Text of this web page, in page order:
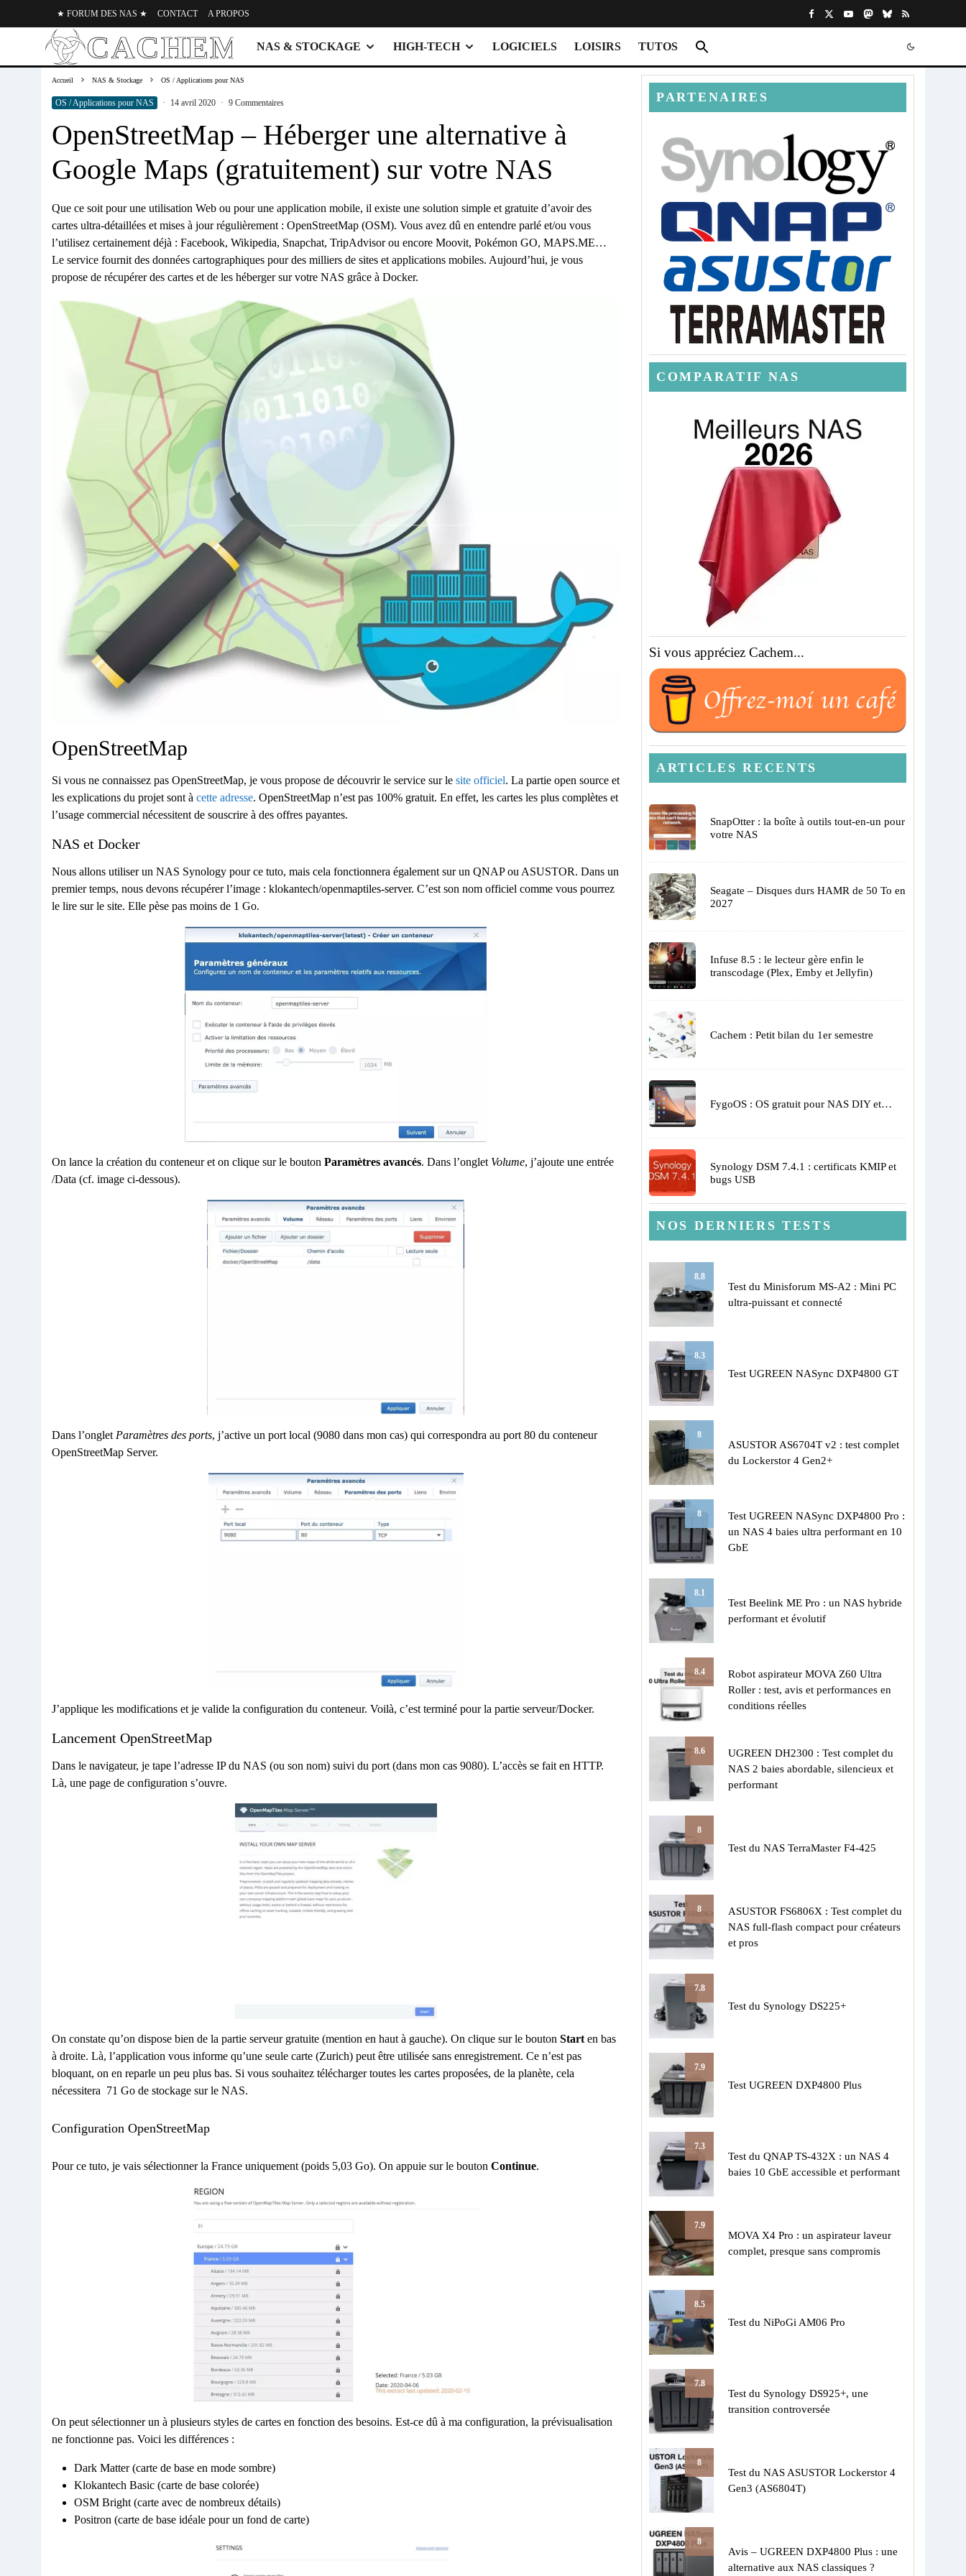
★ FORUM DES NAS ★ CONTACT A PROPOS
NAS & STOCKAGE HIGH-TECH LOGICIELS LOISIRS TUTOS
Accueil NAS & Stockage OS / Applications pour NAS
OS / Applications pour NAS · 14 avril 2020 · 9 Commentaires
OpenStreetMap – Héberger une alternative à
Google Maps (gratuitement) sur votre NAS
Que ce soit pour une utilisation Web ou pour une application mobile, il existe une solution simple et gratuite d’avoir des
cartes ultra-détaillées et mises à jour régulièrement : OpenStreetMap (OSM). Vous avez dû en entendre parlé et/ou vous
l’utilisez certainement déjà : Facebook, Wikipedia, Snapchat, TripAdvisor ou encore Moovit, Pokémon GO, MAPS.ME…
Le service fournit des données cartographiques pour des milliers de sites et applications mobiles. Aujourd’hui, je vous
propose de récupérer des cartes et de les héberger sur votre NAS grâce à Docker.
OpenStreetMap
Si vous ne connaissez pas OpenStreetMap, je vous propose de découvrir le service sur le site officiel. La partie open source et
les explications du projet sont à cette adresse. OpenStreetMap n’est pas 100% gratuit. En effet, les cartes les plus complètes et
l’usage commercial nécessitent de souscrire à des offres payantes.
NAS et Docker
Nous allons utiliser un NAS Synology pour ce tuto, mais cela fonctionnera également sur un QNAP ou ASUSTOR. Dans un
premier temps, nous devons récupérer l’image : klokantech/openmaptiles-server. C’est son nom officiel comme vous pourrez
le lire sur le site. Elle pèse pas moins de 1 Go.
On lance la création du conteneur et on clique sur le bouton Paramètres avancés. Dans l’onglet Volume, j’ajoute une entrée
/Data (cf. image ci-dessous).
Dans l’onglet Paramètres des ports, j’active un port local (9080 dans mon cas) qui correspondra au port 80 du conteneur
OpenStreetMap Server.
J’applique les modifications et je valide la configuration du conteneur. Voilà, c’est terminé pour la partie serveur/Docker.
Lancement OpenStreetMap
Dans le navigateur, je tape l’adresse IP du NAS (ou son nom) suivi du port (dans mon cas 9080). L’accès se fait en HTTP.
Là, une page de configuration s’ouvre.
On constate qu’on dispose bien de la partie serveur gratuite (mention en haut à gauche). On clique sur le bouton Start en bas
à droite. Là, l’application vous informe qu’une seule carte (Zurich) peut être utilisée sans enregistrement. Ce n’est pas
bloquant, on en reparle un peu plus bas. Si vous souhaitez télécharger toutes les cartes proposées, de la planète, cela
nécessitera 71 Go de stockage sur le NAS.
Configuration OpenStreetMap
Pour ce tuto, je vais sélectionner la France uniquement (poids 5,03 Go). On appuie sur le bouton Continue.
On peut sélectionner un à plusieurs styles de cartes en fonction des besoins. Est-ce dû à ma configuration, la prévisualisation
ne fonctionne pas. Voici les différences :
Dark Matter (carte de base en mode sombre)
Klokantech Basic (carte de base colorée)
OSM Bright (carte avec de nombreux détails)
Positron (carte de base idéale pour un fond de carte)
PARTENAIRES
COMPARATIF NAS
Si vous appréciez Cachem...
ARTICLES RECENTS
SnapOtter : la boîte à outils tout-en-un pour
votre NAS
Seagate – Disques durs HAMR de 50 To en
2027
Infuse 8.5 : le lecteur gère enfin le
transcodage (Plex, Emby et Jellyfin)
Cachem : Petit bilan du 1er semestre
FygoOS : OS gratuit pour NAS DIY et…
Synology DSM 7.4.1 : certificats KMIP et
bugs USB
NOS DERNIERS TESTS
8.8
Test du Minisforum MS-A2 : Mini PC
ultra-puissant et connecté
8.3
Test UGREEN NASync DXP4800 GT
8
ASUSTOR AS6704T v2 : test complet
du Lockerstor 4 Gen2+
8
Test UGREEN NASync DXP4800 Pro :
un NAS 4 baies ultra performant en 10
GbE
8.1
Test Beelink ME Pro : un NAS hybride
performant et évolutif
8.4
Robot aspirateur MOVA Z60 Ultra
Roller : test, avis et performances en
conditions réelles
8.6
UGREEN DH2300 : Test complet du
NAS 2 baies abordable, silencieux et
performant
8
Test du NAS TerraMaster F4-425
8
ASUSTOR FS6806X : Test complet du
NAS full-flash compact pour créateurs
et pros
7.8
Test du Synology DS225+
7.9
Test UGREEN DXP4800 Plus
7.3
Test du QNAP TS-432X : un NAS 4
baies 10 GbE accessible et performant
7.9
MOVA X4 Pro : un aspirateur laveur
complet, presque sans compromis
8.5
Test du NiPoGi AM06 Pro
7.8
Test du Synology DS925+, une
transition controversée
8
Test du NAS ASUSTOR Lockerstor 4
Gen3 (AS6804T)
8
Avis – UGREEN DXP4800 Plus : une
alternative aux NAS classiques ?